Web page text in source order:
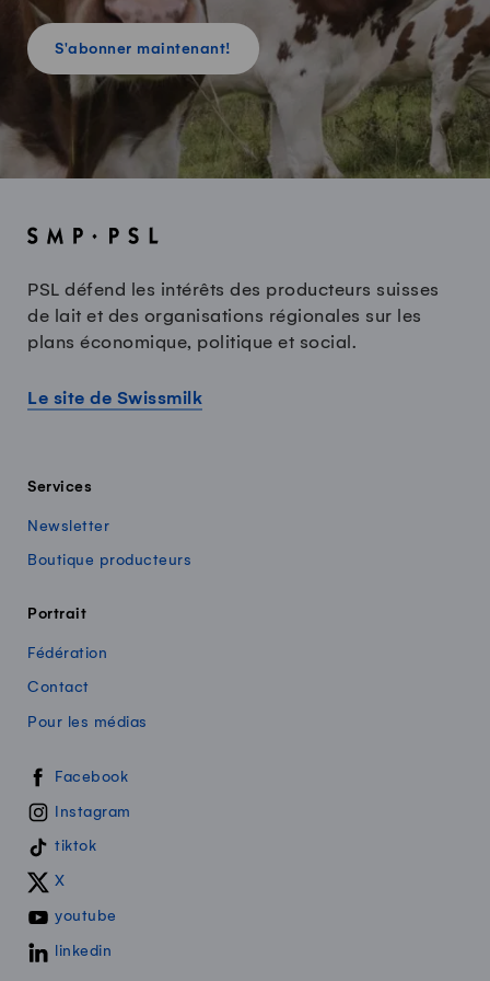
S'abonner maintenant!
PSL défend les intérêts des producteurs suisses
de lait et des organisations régionales sur les
plans économique, politique et social.
Le site de Swissmilk
Services
Newsletter
Boutique producteurs
Portrait
Fédération
Contact
Pour les médias
Swissmilk sur les réseaux sociaux
Facebook
Instagram
tiktok
X
youtube
linkedin